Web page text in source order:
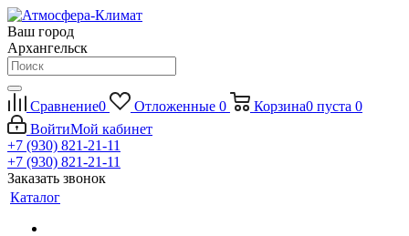
Ваш город
Архангельск
Сравнение0 Отложенные 0 Корзина0 пуста 0
ВойтиМой кабинет
+7 (930) 821-21-11
+7 (930) 821-21-11
Заказать звонок
Каталог